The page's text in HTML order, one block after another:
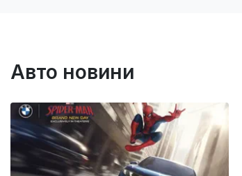
Авто новини